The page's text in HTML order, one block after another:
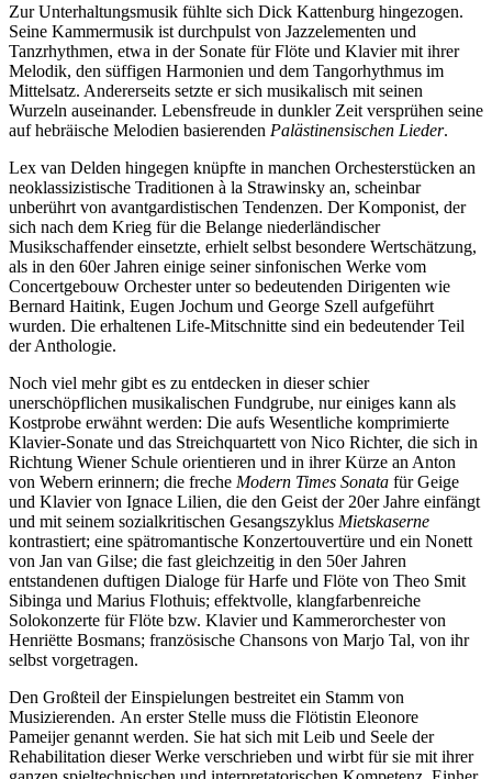
Zur Unterhaltungsmusik fühlte sich Dick Kattenburg hingezogen.
Seine Kammermusik ist durchpulst von Jazzelementen und
Tanzrhythmen, etwa in der Sonate für Flöte und Klavier mit ihrer
Melodik, den süffigen Harmonien und dem Tangorhythmus im
Mittelsatz. Andererseits setzte er sich musikalisch mit seinen
Wurzeln auseinander. Lebensfreude in dunkler Zeit versprühen seine
auf hebräische Melodien basierenden Palästinensischen Lieder.
Lex van Delden hingegen knüpfte in manchen Orchesterstücken an
neoklassizistische Traditionen à la Strawinsky an, scheinbar
unberührt von avantgardistischen Tendenzen. Der Komponist, der
sich nach dem Krieg für die Belange niederländischer
Musikschaffender einsetzte, erhielt selbst besondere Wertschätzung,
als in den 60er Jahren einige seiner sinfonischen Werke vom
Concertgebouw Orchester unter so bedeutenden Dirigenten wie
Bernard Haitink, Eugen Jochum und George Szell aufgeführt
wurden. Die erhaltenen Life-Mitschnitte sind ein bedeutender Teil
der Anthologie.
Noch viel mehr gibt es zu entdecken in dieser schier
unerschöpflichen musikalischen Fundgrube, nur einiges kann als
Kostprobe erwähnt werden: Die aufs Wesentliche komprimierte
Klavier-Sonate und das Streichquartett von Nico Richter, die sich in
Richtung Wiener Schule orientieren und in ihrer Kürze an Anton
von Webern erinnern; die freche Modern Times Sonata für Geige
und Klavier von Ignace Lilien, die den Geist der 20er Jahre einfängt
und mit seinem sozialkritischen Gesangszyklus Mietskaserne
kontrastiert; eine spätromantische Konzertouvertüre und ein Nonett
von Jan van Gilse; die fast gleichzeitig in den 50er Jahren
entstandenen duftigen Dialoge für Harfe und Flöte von Theo Smit
Sibinga und Marius Flothuis; effektvolle, klangfarbenreiche
Solokonzerte für Flöte bzw. Klavier und Kammerorchester von
Henriëtte Bosmans; französische Chansons von Marjo Tal, von ihr
selbst vorgetragen.
Den Großteil der Einspielungen bestreitet ein Stamm von
Musizierenden. An erster Stelle muss die Flötistin Eleonore
Pameijer genannt werden. Sie hat sich mit Leib und Seele der
Rehabilitation dieser Werke verschrieben und wirbt für sie mit ihrer